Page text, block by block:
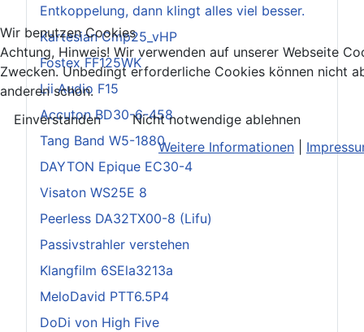
Entkoppelung, dann klingt alles viel besser.
Kartesian Cmp25_vHP
Fostex FF125WK
Lii Audio F15
Accuton BD30-6-458
Tang Band W5-1880
DAYTON Epique EC30-4
Visaton WS25E 8
Peerless DA32TX00-8 (Lifu)
Passivstrahler verstehen
Klangfilm 6SEla3213a
MeloDavid PTT6.5P4
DoDi von High Five
Wir benutzen Cookies
Achtung, Hinweis! Wir verwenden auf unserer Webseite
Zwecken. Unbedingt erforderliche Cookies können nicht
anderen schon.
Einverstanden
Nicht notwendige ablehnen
Weitere Informationen